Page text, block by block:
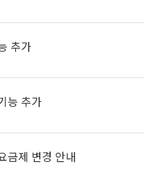
추가
능 추가
금제 변경 안내